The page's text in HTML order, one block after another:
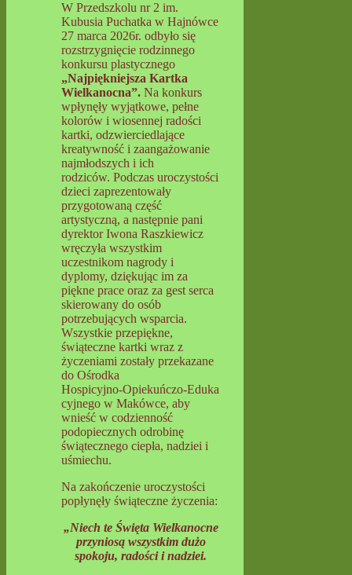
W Przedszkolu nr 2 im.
Kubusia Puchatka w Hajnówce
27 marca 2026r. odbyło się
rozstrzygnięcie rodzinnego
konkursu plastycznego
„Najpiękniejsza Kartka
Wielkanocna”. Na konkurs
wpłynęły wyjątkowe, pełne
kolorów i wiosennej radości
kartki, odzwierciedlające
kreatywność i zaangażowanie
najmłodszych i ich
rodziców. Podczas uroczystości
dzieci zaprezentowały
przygotowaną część
artystyczną, a następnie pani
dyrektor Iwona Raszkiewicz
wręczyła wszystkim
uczestnikom nagrody i
dyplomy, dziękując im za
piękne prace oraz za gest serca
skierowany do osób
potrzebujących wsparcia.
Wszystkie przepiękne,
świąteczne kartki wraz z
życzeniami zostały przekazane
do Ośrodka
Hospicyjno‑Opiekuńczo‑Eduka
cyjnego w Makówce, aby
wnieść w codzienność
podopiecznych odrobinę
świątecznego ciepła, nadziei i
uśmiechu.
Na zakończenie uroczystości
popłynęły świąteczne życzenia:
„Niech te Święta Wielkanocne
przyniosą wszystkim dużo
spokoju, radości i nadziei.